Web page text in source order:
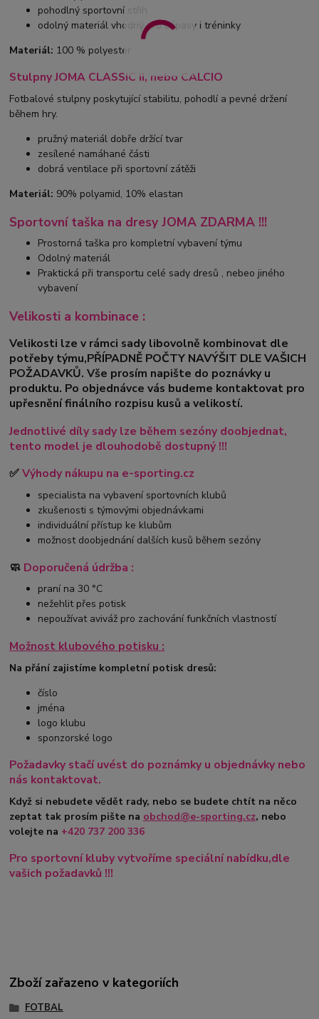
pohodlný sportovní střih
odolný materiál vhodný pro zápasy i tréninky
Materiál: 100 % polyester
Stulpny JOMA CLASSIC II, nebo CALCIO
Fotbalové stulpny poskytující stabilitu, pohodlí a pevné držení
během hry.
pružný materiál dobře držící tvar
zesílené namáhané části
dobrá ventilace při sportovní zátěži
Materiál: 90% polyamid, 10% elastan
Sportovní taška na dresy JOMA ZDARMA !!!
Prostorná taška pro kompletní vybavení týmu
Odolný materiál
Praktická při transportu celé sady dresů , nebeo jiného
vybavení
Velikosti a kombinace :
Velikosti lze v rámci sady libovolně kombinovat dle
potřeby týmu,PŘÍPADNĚ POČTY NAVÝŠIT DLE VAŠICH
POŽADAVKŮ. Vše prosím napište do poznávky u
produktu. Po objednávce vás budeme kontaktovat pro
upřesnění finálního rozpisu kusů a velikostí.
Jednotlivé díly sady lze během sezóny doobjednat,
tento model je dlouhodobě dostupný !!!
✅Výhody nákupu na e-sporting.cz
specialista na vybavení sportovních klubů
zkušenosti s týmovými objednávkami
individuální přístup ke klubům
možnost doobjednání dalších kusů během sezóny
🧼 Doporučená údržba :
praní na 30 °C
nežehlit přes potisk
nepoužívat aviváž pro zachování funkčních vlastností
Možnost klubového potisku :
Na přání zajistíme kompletní potisk dresů:
číslo
jména
logo klubu
sponzorské logo
Požadavky stačí uvést do poznámky u objednávky nebo
nás kontaktovat.
Když si nebudete vědět rady, nebo se budete chtít na něco
zeptat tak prosím pište na obchod@e-sporting.cz, nebo
volejte na +420 737 200 336
Pro sportovní kluby vytvoříme speciální nabídku,dle
vašich požadavků !!!
Zboží zařazeno v kategoriích
FOTBAL